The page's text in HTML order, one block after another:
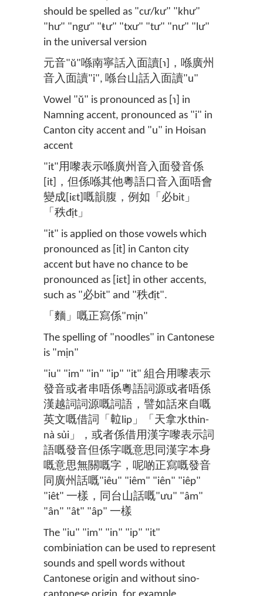
should be spelled as "cư/kư" "khư"
"hư" "ngư" "ŧư" "txư" "tư" "nư" "lư"
in the universal version
元音"ŭ"喺南寧話入面讀[ɿ]，喺廣州
音入面讀"i", 喺台山話入面讀"u"
Vowel "ŭ" is pronounced as [ɿ] in
Namning accent, pronounced as "i" in
Canton city accent and "u" in Hoisan
accent
"it"用嚟表示喺廣州音入面發音係
[it]，但係喺其他粵語口音入面唔會
變成[iɛt]嘅韻腹，例如「必bit」
「秩địt」
"it" is applied on those vowels which
pronounced as [it] in Canton city
accent but have no chance to be
pronounced as [iɛt] in other accents,
such as "必bit" and "秩địt".
「麵」嘅正寫係"mịn"
The spelling of "noodles" in Cantonese
is "mịn"
"iu" "im" "in" "ip" "it" 組合用嚟表示
發音或者串唔係粵語詞源或者唔係
漢越詞詞源嘅詞語，譬如話來自嘅
英文嘅借詞「𨋢lip」「天拿水thin-
nà sủi」，或者係借用漢字嚟表示詞
語嘅發音但係字嘅意思同漢字本身
嘅意思無關嘅字，呢啲正寫嘅發音
同廣州話嘅"iêu" "iêm" "iên" "iêp"
"iêt" 一樣，同台山話嘅"ưu" "âm"
"ân" "ât" "âp" 一樣
The "iu" "im" "in" "ip" "it"
combiniation can be used to represent
sounds and spell words without
Cantonese origin and without sino-